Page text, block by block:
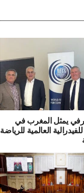
يمثل المغرب في
العالمية للرياضة